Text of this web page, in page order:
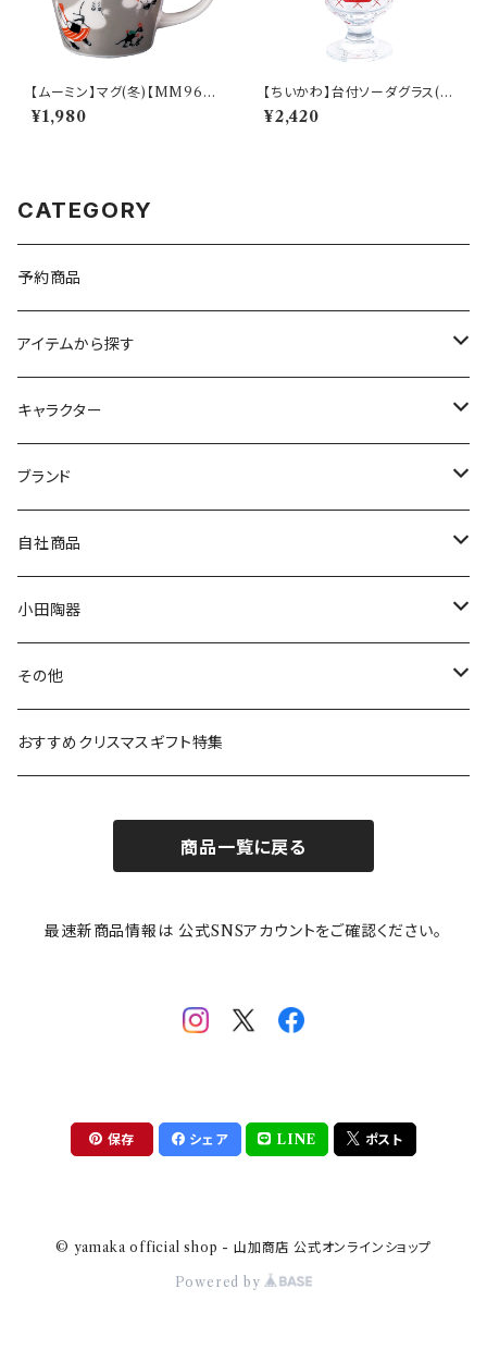
【ムーミン】マグ(冬)【MM960
0】MM9604-11
¥1,980
【ちいかわ】台付ソーダグラス(ち
いかわ)【CKW40】CKW41-81
3
¥2,420
CATEGORY
予約商品
アイテムから探す
九谷焼
マグ＆カップ
プレート
ボウル
ガラスウェア
カトラリー
キャラクター
ムーミン
80th記念アイテム
リトルミイの日記念アイテム
MOOMIN ANIMATION
スヌーピー
ピーターラビット
ポケットモンスター
mofusand（モフサンド）
mofsand×日比谷花壇
ちびまる子ちゃんandクレヨンしんちゃん
ブランド
LA AMYS(エミーズ)
LISA LARSON(リサラーソン)
LAURA ASHLEY(ローラ アシュレイ)
Finlayson(フィンレイソン)
HANAE MORI(ハナエモリ)
THE BEATLES(ザ・ビートルズ)
【山加商店×yaeko】migratory bird
自社商品
ねこ企画
Cecera(セセラ)
CELEC(セレック)
隅切り重箱
HAPPY DINING(ハッピーダイニング)
小田陶器
さざなみ
吉祥
メイメイウェア
SoSo(ソソ）
その他
リサイクル食器
おすすめクリスマスギフト特集
商品一覧に戻る
最速新商品情報は 公式SNSアカウントをご確認ください。
保存 シェア LINE ポスト
© yamaka official shop - 山加商店 公式オンラインショップ
Powered by